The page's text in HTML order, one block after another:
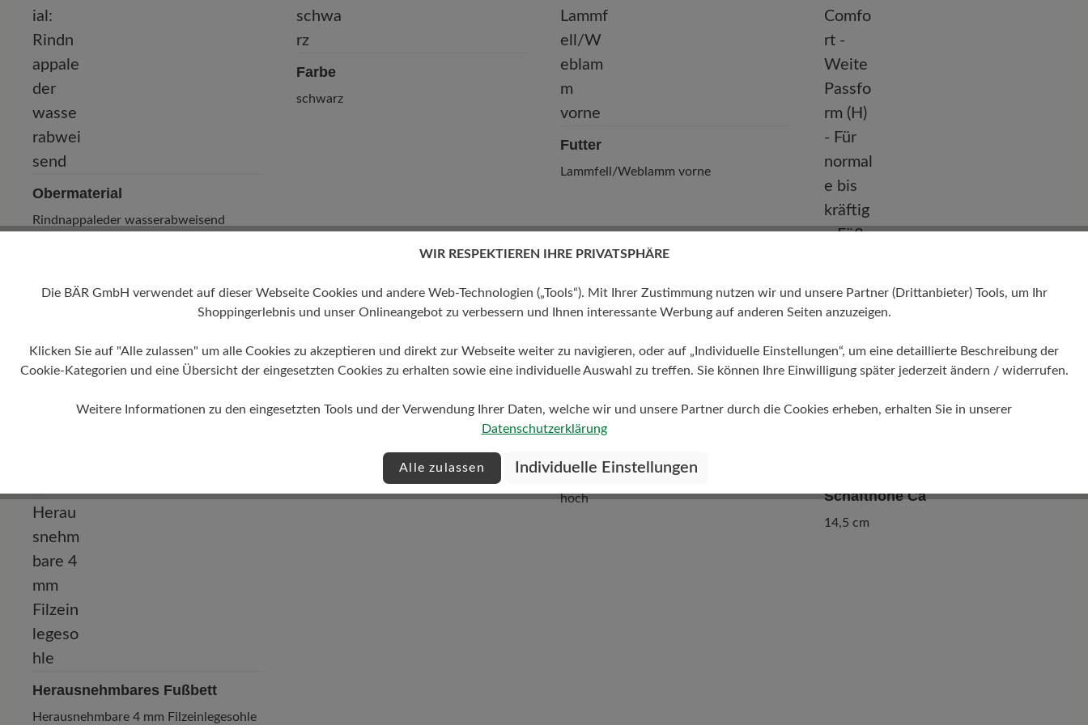
Telefon: 0800 88 62 63
Obermaterial
Rindnappaleder wasserabweisend
Farbe
schwarz
Futter
Lammfell/Weblamm vorne
Comfort - Weite Passform (H) - Für
normale bis kräftige Füße
Herausnehmbares Fußbett
Herausnehmbare 4 mm Filzeinlegesohle
Dämpfungsgrad
hoch Schafthöhe Ca
14,5 cm
WIR RESPEKTIEREN IHRE PRIVATSPHÄRE
Die BÄR GmbH verwendet auf dieser Webseite Cookies und andere Web-Technologien („Tools“). Mit Ihrer Zustimmung nutzen wir und unsere Partner (Drittanbieter) Tools, um Ihr
Shoppingerlebnis und unser Onlineangebot zu verbessern und Ihnen interessante Werbung auf anderen Seiten anzuzeigen.
Klicken Sie auf "Alle zulassen" um alle Cookies zu akzeptieren und direkt zur Webseite weiter zu navigieren, oder auf „Individuelle Einstellungen“, um eine detaillierte Beschreibung der
Cookie-Kategorien und eine Übersicht der eingesetzten Cookies zu erhalten sowie eine individuelle Auswahl zu treffen. Sie können Ihre Einwilligung später jederzeit ändern / widerrufen.
Weitere Informationen zu den eingesetzten Tools und der Verwendung Ihrer Daten, welche wir und unsere Partner durch die Cookies erheben, erhalten Sie in unserer
Datenschutzerklärung
Alle zulassen Individuelle Einstellungen